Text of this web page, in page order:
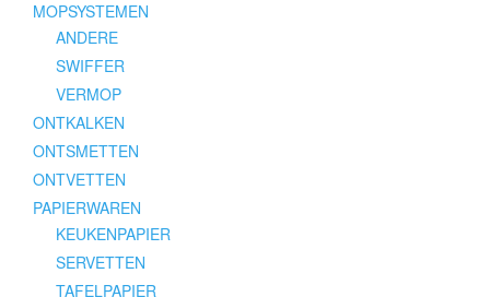
MOPSYSTEMEN
ANDERE
SWIFFER
VERMOP
ONTKALKEN
ONTSMETTEN
ONTVETTEN
PAPIERWAREN
KEUKENPAPIER
SERVETTEN
TAFELPAPIER